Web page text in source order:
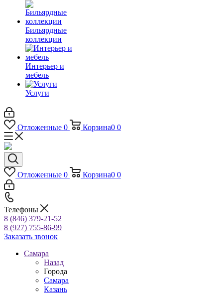
Бильярдные
коллекции
Интерьер и
мебель
Услуги
Отложенные 0 Корзина0 0
Отложенные 0 Корзина0 0
Телефоны
8 (846) 379-21-52
8 (927) 755-86-99
Заказать звонок
Самара
Назад
Города
Самара
Казань